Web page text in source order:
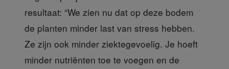
resultaat: “We zien nu dat op deze bodem
de planten minder last van stress hebben.
Ze zijn ook minder ziektegevoelig. Je hoeft
minder nutriënten toe te voegen en de